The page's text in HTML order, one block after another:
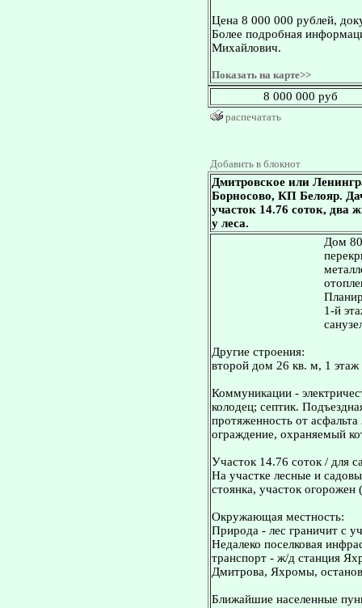
Цена 8 000 000 рублей,
Более подробная
Михайлович.
Показать на карте>>
8 000 000 руб
распечатать
Добавить в блокнот
Дмитровское или
Борносово, КП Белояр.
участок 14.76 соток, два
у леса.
Дом
1-й
Другие строения:
второй дом 26 кв. м, 1
Коммуникации -
колодец; септик.
протяженность от
ограждение, охраняемый
Участок 14.76 соток / для
На участке лесные и
стоянка, участок огорожен
Окружающая местность:
Природа - лес граничит с
Недалеко поселковая
транспорт - ж/д станция
Дмитрова, Яхромы,
Ближайшие населенные